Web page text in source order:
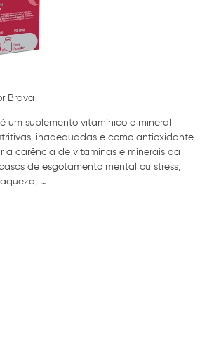
Brava
um suplemento vitamínico e mineral
inadequadas e como antioxidante,
a carência de vitaminas e minerais da
de esgotamento mental ou stress,
…